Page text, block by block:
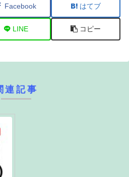
Facebook はてブ
LINE コピー
連記事